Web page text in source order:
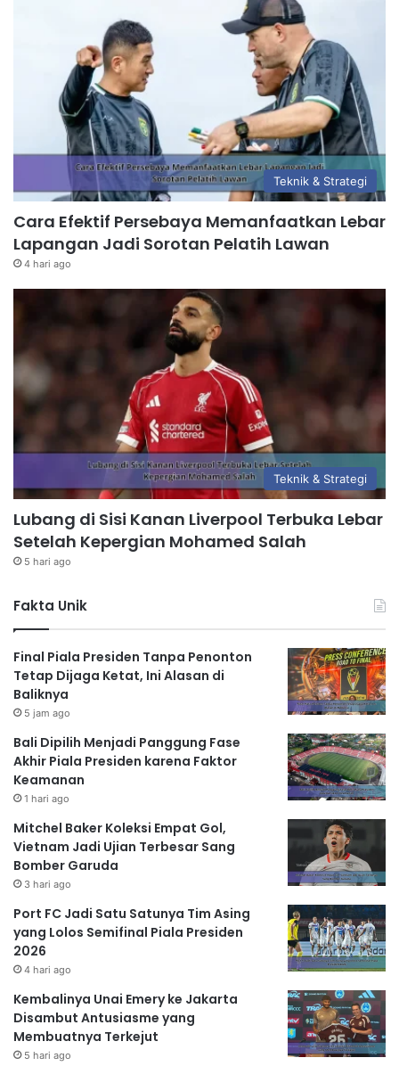
Teknik & Strategi
Cara Efektif Persebaya Memanfaatkan Lebar
Lapangan Jadi Sorotan Pelatih Lawan
4 hari ago
Teknik & Strategi
Lubang di Sisi Kanan Liverpool Terbuka Lebar
Setelah Kepergian Mohamed Salah
5 hari ago
Fakta Unik
Final Piala Presiden Tanpa Penonton
Tetap Dijaga Ketat, Ini Alasan di
Baliknya
5 jam ago
Bali Dipilih Menjadi Panggung Fase
Akhir Piala Presiden karena Faktor
Keamanan
1 hari ago
Mitchel Baker Koleksi Empat Gol,
Vietnam Jadi Ujian Terbesar Sang
Bomber Garuda
3 hari ago
Port FC Jadi Satu Satunya Tim Asing
yang Lolos Semifinal Piala Presiden
2026
4 hari ago
Kembalinya Unai Emery ke Jakarta
Disambut Antusiasme yang
Membuatnya Terkejut
5 hari ago